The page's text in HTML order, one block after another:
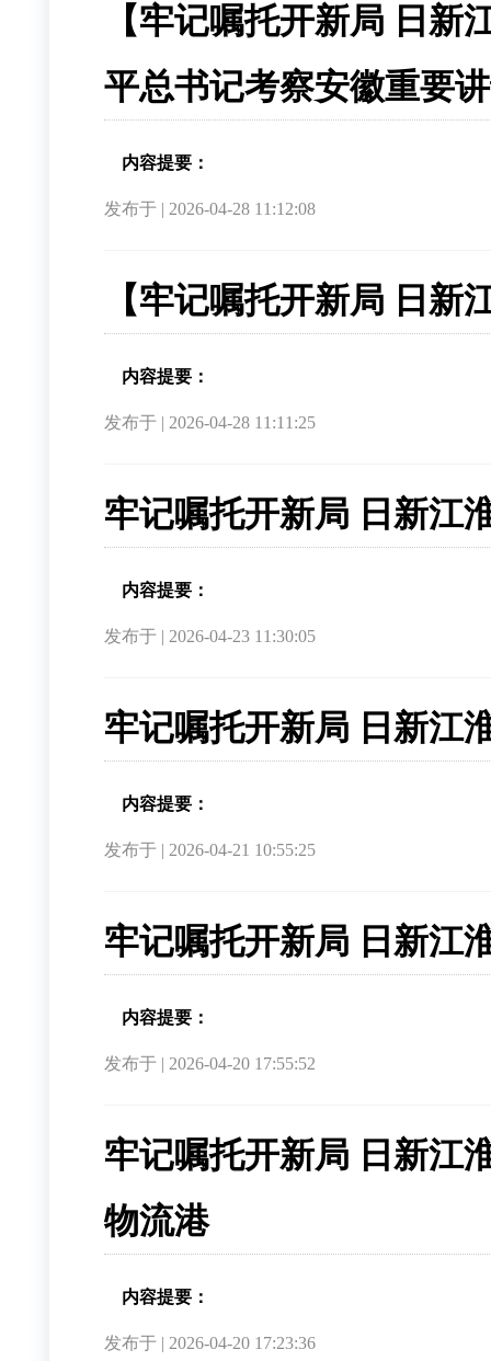
【牢记嘱托开新局 日
平总书记考察安徽重要
内容提要：
发布于 | 2026-04-28 11:12:08
【牢记嘱托开新局 日
内容提要：
发布于 | 2026-04-28 11:11:25
牢记嘱托开新局 日新江
内容提要：
发布于 | 2026-04-23 11:30:05
牢记嘱托开新局 日新江
内容提要：
发布于 | 2026-04-21 10:55:25
牢记嘱托开新局 日新江
内容提要：
发布于 | 2026-04-20 17:55:52
牢记嘱托开新局 日新江
物流港
内容提要：
发布于 | 2026-04-20 17:23:36